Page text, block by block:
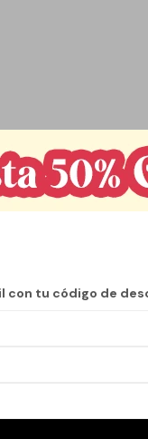
con tu código de
resistente y
simple toque.
mesas de
un diseño